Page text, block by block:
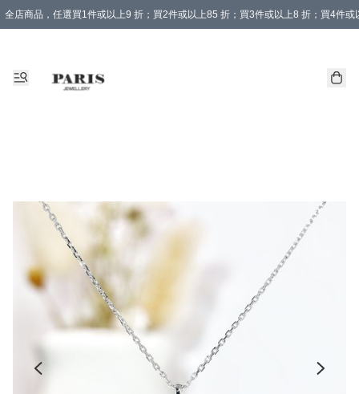
全店商品，任選買1件或以上9 折；買2件或以上85 折；買3件或以上8 折；買4件或